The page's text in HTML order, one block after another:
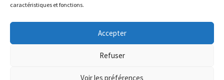
caractéristiques et fonctions.
Accepter
Refuser
Voir les préférences